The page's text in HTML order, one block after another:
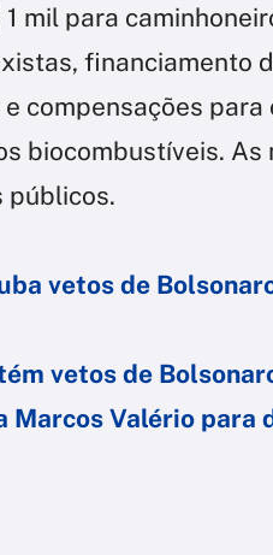
mil para
financiamento
compensações
biocombustíveis. As
públicos.
vetos de
vetos de
Marcos Valério